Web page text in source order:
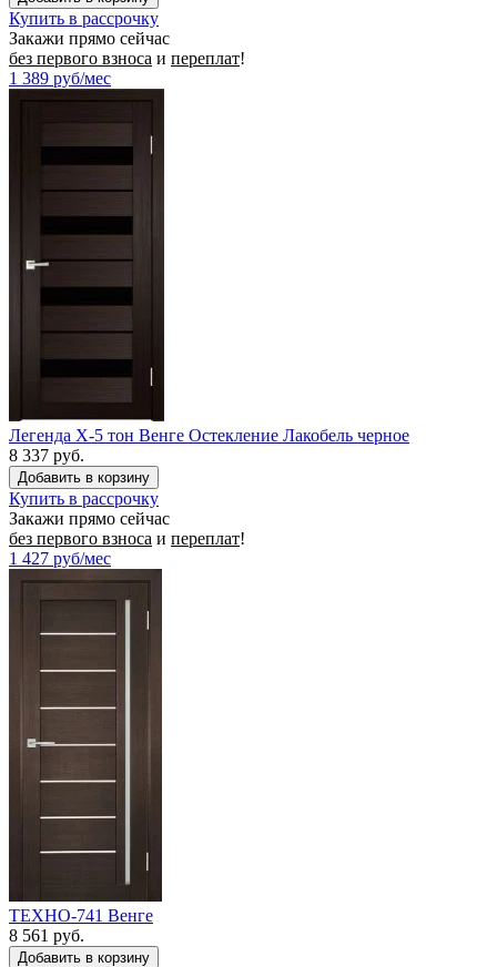
Купить в рассрочку
Закажи прямо сейчас
без первого взноса и переплат!
1 389 руб/мес
Легенда X-5 тон Венге Остекление Лакобель черное
8 337 руб.
Купить в рассрочку
Закажи прямо сейчас
без первого взноса и переплат!
1 427 руб/мес
ТЕХНО-741 Венге
8 561 руб.